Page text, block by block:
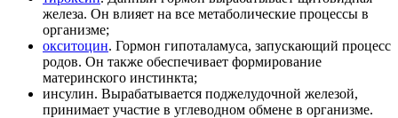
железа. Он влияет на все метаболические процессы в
организме;
окситоцин. Гормон гипоталамуса, запускающий процесс
родов. Он также обеспечивает формирование
материнского инстинкта;
инсулин. Вырабатывается поджелудочной железой,
принимает участие в углеводном обмене в организме.